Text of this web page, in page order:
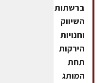
ברשתות
השיווק
וחנויות
הירקות
תחת
המותג